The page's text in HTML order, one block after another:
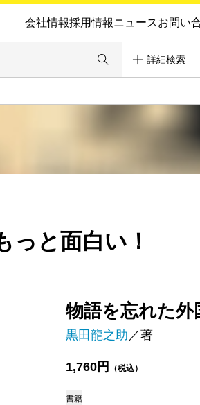
会社情報採用情報ニュースお問い
詳細検索
物語を忘れた外
黒田龍之助 ／著
1,760円 （税込）
書籍
っと面白い！